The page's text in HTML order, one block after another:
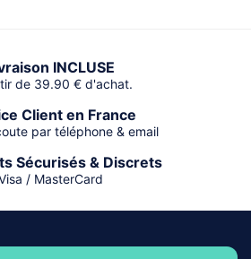
INCLUSE
de 39.90 € d'achat.
Client en France
par téléphone & email
Sécurisés & Discrets
/ MasterCard